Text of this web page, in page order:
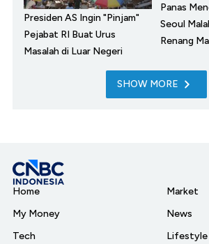
Presiden AS Ingin "Pinjam"
Pejabat RI Buat Urus
Masalah di Luar Negeri
Panas
Seoul
Renang
SHOW MORE
Home
My Money
Tech
Market
News
Lifestyle